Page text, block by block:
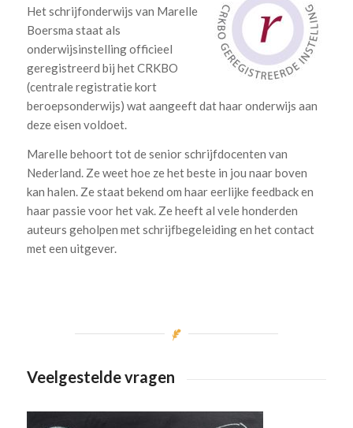
Het schrijfonderwijs van Marelle
Boersma staat als
onderwijsinstelling officieel
geregistreerd bij het CRKBO
(centrale registratie kort
beroepsonderwijs) wat aangeeft dat haar onderwijs aan
deze eisen voldoet.
Marelle behoort tot de senior schrijfdocenten van
Nederland. Ze weet hoe ze het beste in jou naar boven
kan halen. Ze staat bekend om haar eerlijke feedback en
haar passie voor het vak. Ze heeft al vele honderden
auteurs geholpen met schrijfbegeleiding en het contact
met een uitgever.
Veelgestelde vragen